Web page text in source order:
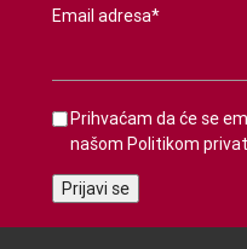
Email adresa*
Prihvaćam da će se
našomPolitikom